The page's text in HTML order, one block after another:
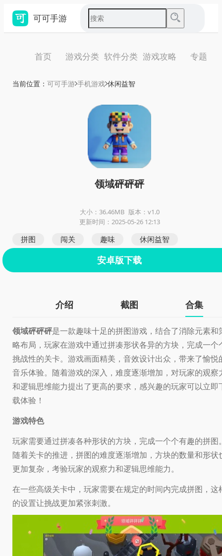
可可手游
首页 游戏分类 软件分类 游戏攻略 专题
当前位置： 可可手游 手机游戏 休闲益智
领域砰砰砰
大小：36.46MB 版本：v1.0
更新时间：2025-05-26 12:13
拼图 闯关 趣味 休闲益智
安卓版下载
介绍 截图 合集
领域砰砰砰是一款趣味十足的拼图游戏，结合了消除元素和
略布局，玩家在游戏中通过拼凑形状各异的方块，完成一个
挑战性的关卡。游戏画面精美，音效设计出众，带来了愉悦
音乐体验。随着游戏的深入，难度逐渐增加，对玩家的观察
和逻辑思维能力提出了更高的要求，感兴趣的玩家可以立即
载体验！
游戏特色
玩家需要通过拼凑各种形状的方块，完成一个个有趣的拼图
随着关卡的推进，拼图的难度逐渐增加，方块的数量和形状
更加复杂，考验玩家的观察力和逻辑思维能力。
在一些高级关卡中，玩家需要在规定的时间内完成拼图，这
的设置让挑战更加紧张刺激。